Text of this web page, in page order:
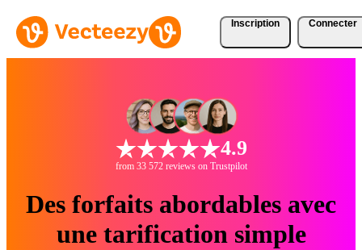
Inscription Connecter
4.9
from 33 572 reviews on Trustpilot
Des forfaits abordables avec
une tarification simple